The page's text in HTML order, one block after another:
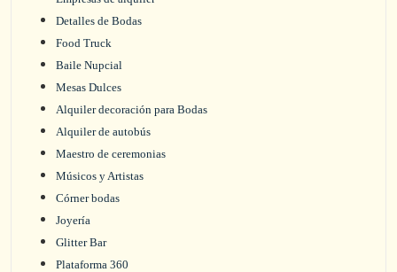
Detalles de Bodas
Food Truck
Baile Nupcial
Mesas Dulces
Alquiler decoración para Bodas
Alquiler de autobús
Maestro de ceremonias
Músicos y Artistas
Córner bodas
Joyería
Glitter Bar
Plataforma 360